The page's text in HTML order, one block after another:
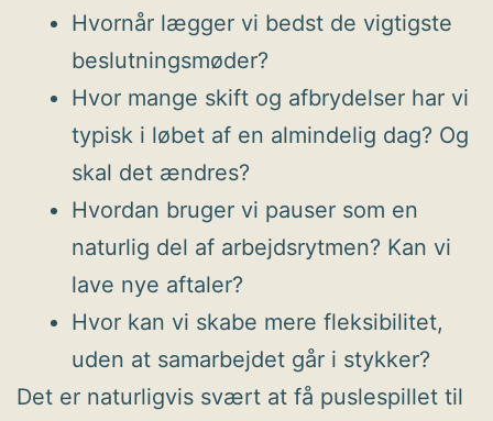
Hvornår lægger vi bedst de vigtigste
beslutningsmøder?
Hvor mange skift og afbrydelser har vi
typisk i løbet af en almindelig dag? Og
skal det ændres?
Hvordan bruger vi pauser som en
naturlig del af arbejdsrytmen? Kan vi
lave nye aftaler?
Hvor kan vi skabe mere fleksibilitet,
uden at samarbejdet går i stykker?
Det er naturligvis svært at få puslespillet til